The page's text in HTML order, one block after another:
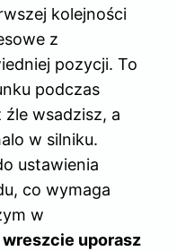
kolejności
z
pozycji. To
podczas
wsadzisz, a
w silniku.
ustawienia
co wymaga
w
wreszcie uporasz